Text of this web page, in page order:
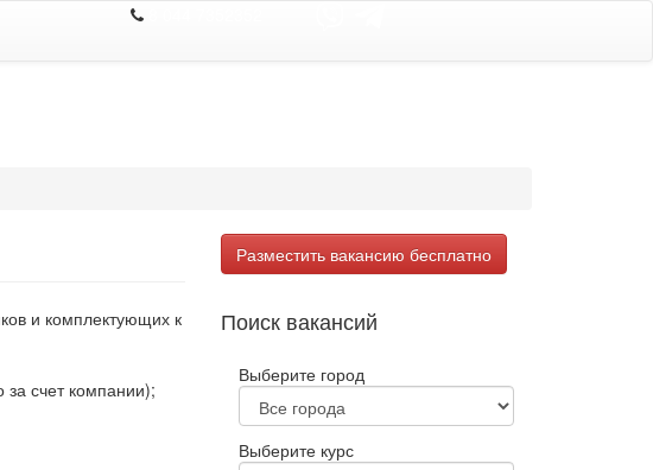
и комплектующих к
за счет компании);
Разместить вакансию бесплатно
Поиск вакансий
Выберите город
Выберите курс